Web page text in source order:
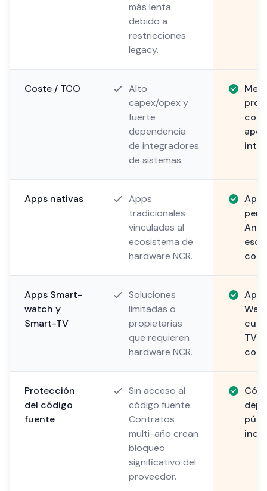
más lenta
debido a
restricciones
legacy.
Coste / TCO
Alto
capex/opex y
fuerte
dependencia
de integradores
de sistemas.
Apps nativas
Apps
tradicionales
vinculadas al
ecosistema de
hardware NCR.
Apps Smart-
watch y
Smart-TV
Soluciones
limitadas o
propietarias
que requieren
hardware NCR.
TV
Protección
del código
fuente
Sin acceso al
código fuente.
Contratos
multi-año crean
bloqueo
significativo del
proveedor.